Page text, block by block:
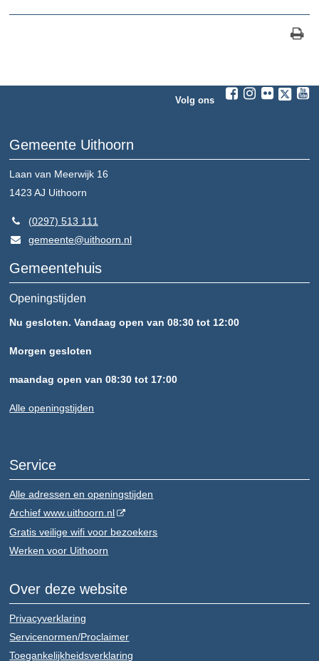
Volg ons
Gemeente Uithoorn
Laan van Meerwijk 16
1423 AJ Uithoorn
(0297) 513 111
gemeente@uithoorn.nl
Gemeentehuis
Openingstijden
Nu gesloten. Vandaag open van 08:30 tot 12:00
Morgen gesloten
maandag open van 08:30 tot 17:00
Alle openingstijden
Service
Alle adressen en openingstijden
Archief www.uithoorn.nl
Gratis veilige wifi voor bezoekers
Werken voor Uithoorn
Over deze website
Privacyverklaring
Servicenormen/Proclaimer
Toegankelijkheidsverklaring